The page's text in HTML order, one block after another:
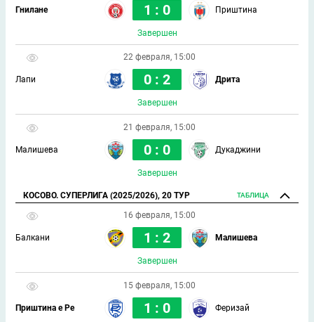
Гнилане 1 : 0 Приштина
Завершен
22 февраля, 15:00
Лапи 0 : 2 Дрита
Завершен
21 февраля, 15:00
Малишева 0 : 0 Дукаджини
Завершен
КОСОВО. СУПЕРЛИГА (2025/2026), 20 ТУР ТАБЛИЦА
16 февраля, 15:00
Балкани 1 : 2 Малишева
Завершен
15 февраля, 15:00
Приштина е Ре 1 : 0 Феризай